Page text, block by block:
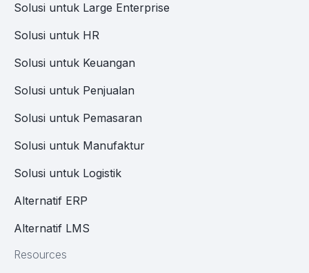
Solusi untuk Large Enterprise
Solusi untuk HR
Solusi untuk Keuangan
Solusi untuk Penjualan
Solusi untuk Pemasaran
Solusi untuk Manufaktur
Solusi untuk Logistik
Alternatif ERP
Alternatif LMS
Resources